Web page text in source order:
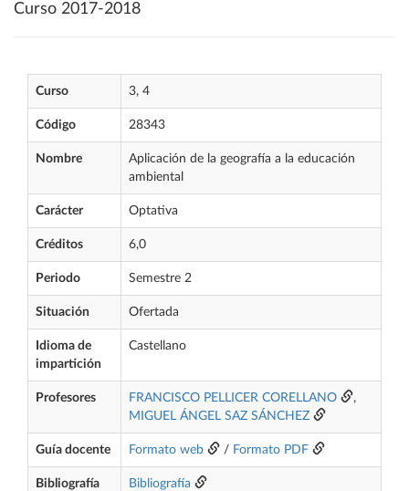
Curso 2017-2018
Curso 3, 4
Código 28343
Nombre
Aplicación de la geografía a la educación
ambiental
Carácter Optativa
Créditos 6,0
Periodo Semestre 2
Situación Ofertada
Idioma de
impartición
Castellano
Profesores FRANCISCO PELLICER CORELLANO
,
MIGUEL ÁNGEL SAZ SÁNCHEZ
Guía docente Formato web / Formato PDF
Bibliografía
Bibliografía